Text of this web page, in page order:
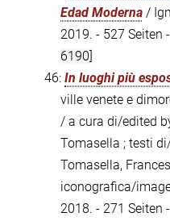
Edad Moderna /
2019. - 527 Seiten
6190]
46: In luoghi più
ville venete e
/ a cura di/edited
Tomasella ; testi
Tomasella,
iconografica/
2018. - 271 Seiten